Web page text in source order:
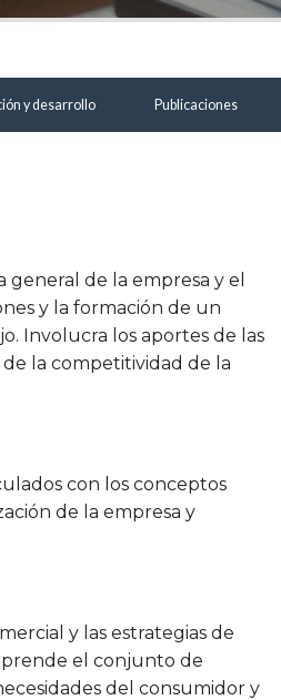
y desarrollo Publicaciones
de la empresa y el
y la formación de un
Involucra los aportes de las
la competitividad de la
con los conceptos
de la empresa y
y las estrategias de
el conjunto de
del consumidor y